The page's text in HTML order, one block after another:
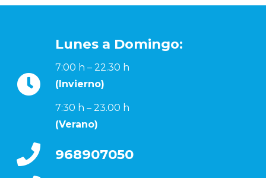
Lunes a Domingo:
7:00 h – 22.30 h
(Invierno)
7:30 h – 23.00 h
(Verano)
968907050